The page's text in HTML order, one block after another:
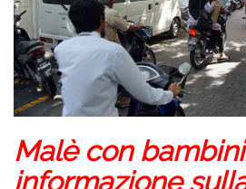
Malè con
informazione